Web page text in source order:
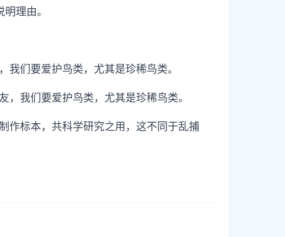
理由。
们要爱护鸟类，尤其是珍稀鸟类。
我们要爱护鸟类，尤其是珍稀鸟类。
作标本，共科学研究之用，这不同于乱捕